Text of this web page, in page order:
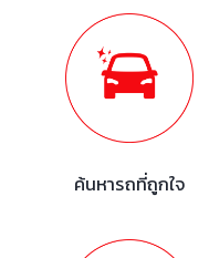
ค้นหารถที่ถูกใจ